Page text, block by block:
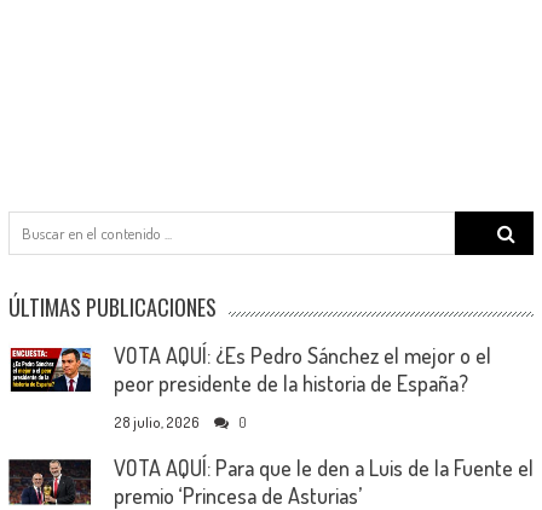
Search
for:
ÚLTIMAS PUBLICACIONES
VOTA AQUÍ: ¿Es Pedro Sánchez el mejor o el
peor presidente de la historia de España?
28 julio, 2026 0
VOTA AQUÍ: Para que le den a Luis de la Fuente el
premio ‘Princesa de Asturias’